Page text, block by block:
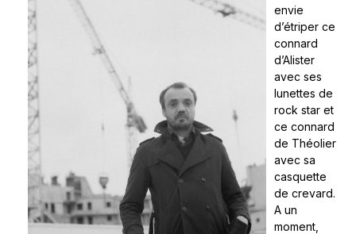
envie
d’étriper ce
connard
d’Alister
avec ses
lunettes de
rock star et
ce connard
de Théolier
avec sa
casquette
de crevard.
A un
moment,